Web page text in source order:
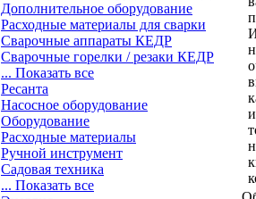
Дополнительное оборудование
Расходные материалы для сварки
Сварочные аппараты КЕДР
Сварочные горелки / резаки КЕДР
... Показать все
Ресанта
Насосное оборудование
Оборудование
Расходные материалы
Ручной инструмент
Садовая техника
... Показать все